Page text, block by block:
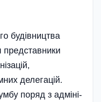
будівництва
делегацій.
поряд з адміні­